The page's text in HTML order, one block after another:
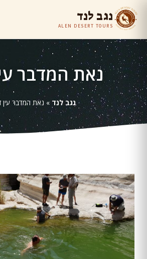
נגב לנד
ALEN DESERT TOURS
נאת המדבר
נגב לנד » נאת המדבר עין